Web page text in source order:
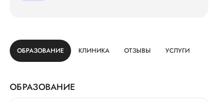
ОБРАЗОВАНИЕ КЛИНИКА ОТЗЫВЫ УСЛУГИ
ОБРАЗОВАНИЕ